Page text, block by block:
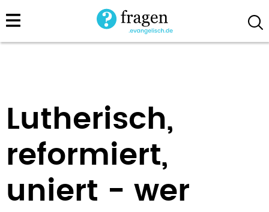
Direkt
zum
Lutherisch,
reformiert,
uniert - wer